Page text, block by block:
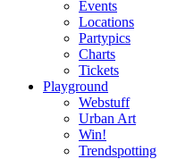
Events
Locations
Partypics
Charts
Tickets
Playground
Webstuff
Urban Art
Win!
Trendspotting